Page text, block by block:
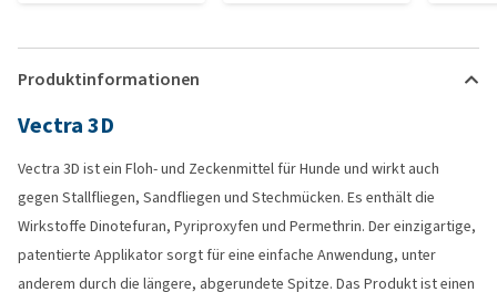
Produktinformationen
Vectra 3D
Vectra 3D ist ein Floh- und Zeckenmittel für Hunde und wirkt auch
gegen Stallfliegen, Sandfliegen und Stechmücken. Es enthält die
Wirkstoffe Dinotefuran, Pyriproxyfen und Permethrin. Der einzigartige,
patentierte Applikator sorgt für eine einfache Anwendung, unter
anderem durch die längere, abgerundete Spitze. Das Produkt ist einen